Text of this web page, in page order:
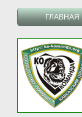
ГЛАВНАЯ